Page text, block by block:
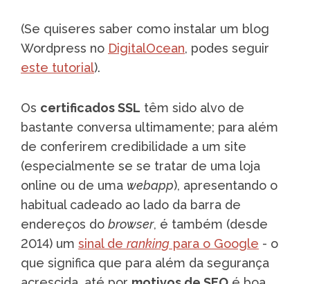
(Se quiseres saber como instalar um blog
Wordpress no DigitalOcean, podes seguir
este tutorial).
Os certificados SSL têm sido alvo de
bastante conversa ultimamente; para além
de conferirem credibilidade a um site
(especialmente se se tratar de uma loja
online ou de uma webapp), apresentando o
habitual cadeado ao lado da barra de
endereços do browser, é também (desde
2014) um sinal de ranking para o Google - o
que significa que para além da segurança